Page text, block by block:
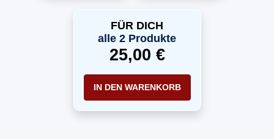
FÜR DICH
alle 2 Produkte
25,00 €
IN DEN WARENKORB